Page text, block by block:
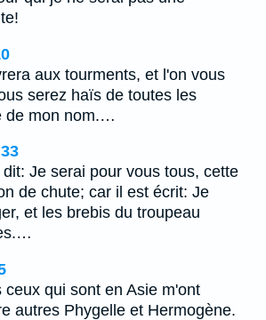
aux tourments, et l'on vous
serez haïs de toutes les
de mon nom.…
Je serai pour vous tous, cette
de chute; car il est écrit: Je
et les brebis du troupeau
ceux qui sont en Asie m'ont
autres Phygelle et Hermogène.